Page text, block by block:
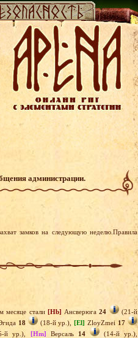
администрации.
замков на следующую неделю.Правила
месяце стали [Hb] Ансверюга24
(21-й
18 (18-й ур.),[El] ZloyZmei 17
й ур.), [Hm] Версаль 14
(14-й ур.),